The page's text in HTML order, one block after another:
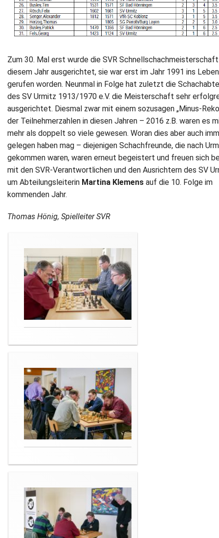
Zum 30. Mal erst wurde die SVR
diesem Jahr ausgerichtet, sie war erst im Jahr 1991 ins Leben
gerufen worden. Neunmal in Folge hat zuletzt die
des SV Urmitz 1913/1970 e.V. die Meisterschaft sehr
ausgerichtet. Diesmal zwar mit einem sozusagen „Minus-
der Teilnehmerzahlen in diesen Jahren – 2016 z.B. waren es
mehr als doppelt so viele gewesen. Woran dies aber auch
gelegen haben mag – diejenigen Schachfreunde, die nach
gekommen waren, waren erneut begeistert und freuen sich
mit den SVR-Verantwortlichen und den Ausrichtern des SV
um Abteilungsleiterin Martina Klemens auf die 10. Folge im
kommenden Jahr.
Thomas Hönig, Spielleiter SVR